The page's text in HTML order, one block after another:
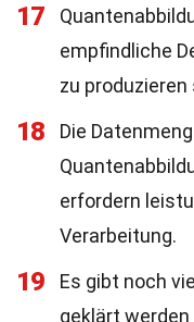
17
empfindliche
zu produzieren
18
Die
erfordern
Verarbeitung.
19
Es gibt noch
geklärt